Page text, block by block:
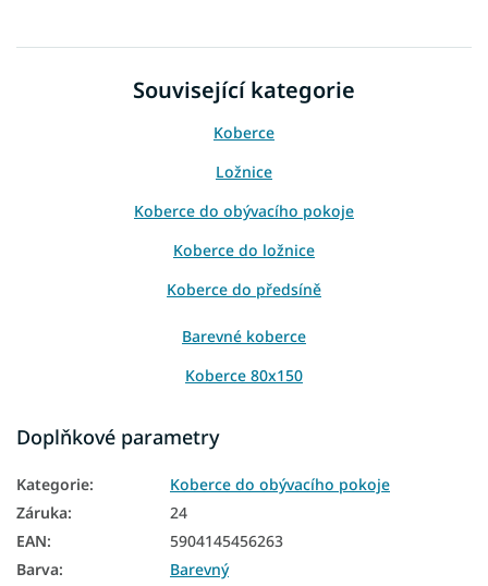
Související kategorie
Koberce
Ložnice
Koberce do obývacího pokoje
Koberce do ložnice
Koberce do předsíně
Barevné koberce
Koberce 80x150
Koberce 200x290
Doplňkové parametry
Kategorie:
Koberce do obývacího pokoje
Záruka:
24
EAN:
5904145456263
Barva:
Barevný